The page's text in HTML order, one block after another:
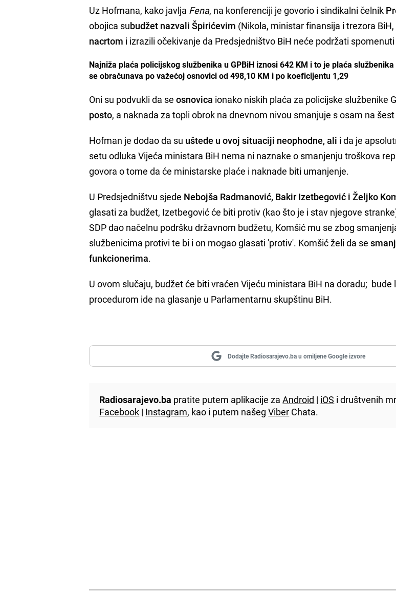
Uz Hofmana, kako javlja Fena, na konferenciji je govorio i sindikalni čelnik
obojica subudžet nazvali Špirićevim (Nikola, ministar finansija i trezora BiH,
nacrtom i izrazili očekivanje da Predsjedništvo BiH neće podržati
Najniža plaća policijskog službenika u GPBiH iznosi 642 KM i to je plaća
se obračunava po važećoj osnovici od 498,10 KM i po koeficijentu 1,29
Oni su podvukli da seosnovica ionako niskih plaća za policijske službenike
posto, a naknada za topli obrok na dnevnom nivou smanjuje s osam na
Hofman je dodao da su uštede u ovoj situaciji neophodne, ali i da je
setu odluka Vijeća ministara BiH nema ni naznake o smanjenju troškova
govora o tome da će ministarske plaće i naknade biti umanjenje.
U Predsjedništvu sjede Nebojša Radmanović, Bakir Izetbegović i Željko
glasati za budžet, Izetbegović će biti protiv (kao što je i stav njegove
SDP dao načelnu podršku državnom budžetu, Komšić mu se zbog
službenicima protivi te bi i on mogao glasati 'protiv'. Komšić želi da se
funkcionerima.
U ovom slučaju, budžet će biti vraćen Vijeću ministara BiH na doradu; bude
procedurom ide na glasanje u Parlamentarnu skupštinu BiH.
Dodajte Radiosarajevo.ba u omiljene Google izvore
Radiosarajevo.ba pratite putem aplikacije zaAndroid | iOS i društvenih
Facebook | Instagram, kao i putem našegViber Chata.